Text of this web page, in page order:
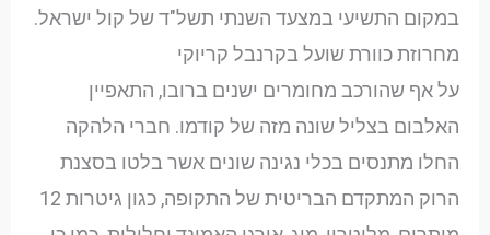
במקום התשיעי במצעד השנתי תשל"ד של קול ישראל.
מחרוזת כוורת שועל בקרנבל קריוקי
על אף שהורכב מחומרים ישנים ברובו, התאפיין
האלבום בצליל שונה מזה של קודמו. חברי הלהקה
החלו מתנסים בכלי נגינה שונים אשר בלטו בסצנת
הרוק המתקדם הבריטית של התקופה, כגון גיטרות 12